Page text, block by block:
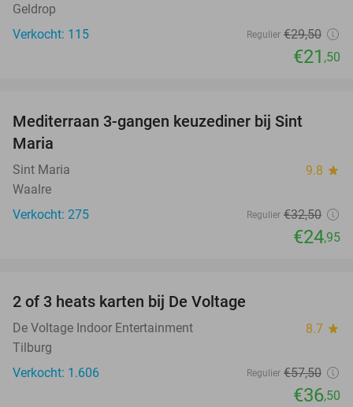
Geldrop
Verkocht: 115
Regulier €29,50
€21 ,50
Mediterraan 3-gangen keuzediner bij Sint
Maria
Sint Maria 9.8 star
Waalre
Verkocht: 275
Regulier €32,50
€24,95
2 of 3 heats karten bij De Voltage
De Voltage Indoor Entertainment 8.7 star
Tilburg
Verkocht: 1.606
Regulier €57,50
€36,50